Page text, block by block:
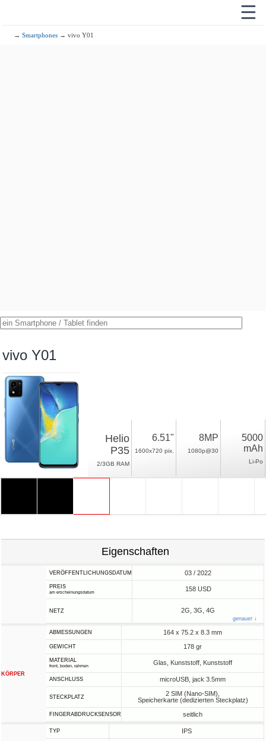
☰
→Smartphones → vivo Y01
vivo Y01
Helio
P35
2/3GB RAM
6.51"
1600x720 pix.
8MP
1080p@30
5000
mAh
Li-Po
Eigenschaften
VERÖFFENTLICHUNGSDATUM 03 / 2022
PREIS
am erscheinungsdatum 158 USD
NETZ 2G, 3G, 4G
genauer ↓
KÖRPER
ABMESSUNGEN 164 x 75.2 x 8.3 mm
GEWICHT 178 gr
MATERIAL
front, boden, rahmen Glas, Kunststoff, Kunststoff
ANSCHLUSS microUSB, jack 3.5mm
STECKPLATZ
2 SIM (Nano-SIM),
Speicherkarte (dedizierten Steckplatz)
FINGERABDRUCKSENSOR seitlich
TYP IPS